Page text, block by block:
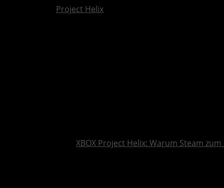
Project Helix
XBOX Project Helix: Warum Steam